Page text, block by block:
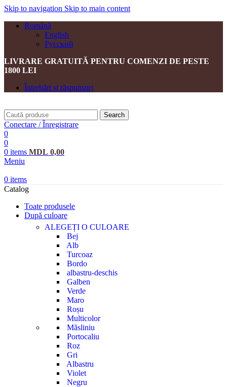
Skip to navigation Skip to main content
Română
English
Русский
LIVRARE GRATUITĂ PENTRU COMENZI DE PESTE
1800 LEI
Întrebări și răspunsuri
Search
Conectare / Înregistrare
0
0
0 items MDL 0,00
Meniu
0 items
Catalog
Toate produsele
După culoare
ALEGEȚI O CULOARE
Bej
Alb
Turcoaz
Bordo
albastru-deschis
Galben
Verde
Maro
Roșu
Multicolor
Măsliniu
Portocaliu
Roz
Gri
Albastru
Violet
Negru